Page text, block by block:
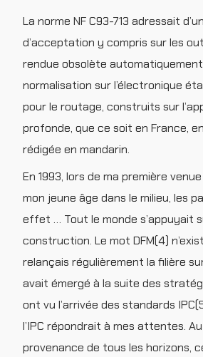
La norme NF C93-713 adressait
d’acceptation y compris sur les
rendue obsolète
normalisation sur l’électronique
pour le routage, construits sur
profonde, que ce soit en France,
rédigée en mandarin.
En 1993, lors de ma première
mon jeune âge dans le milieu, les
effet … Tout le monde s’appuyait
construction. Le mot DFM(4)
relançais régulièrement la filière
avait émergé à la suite des
ont vu l’arrivée des standards
l’IPC répondrait à mes attentes.
provenance de tous les horizons,